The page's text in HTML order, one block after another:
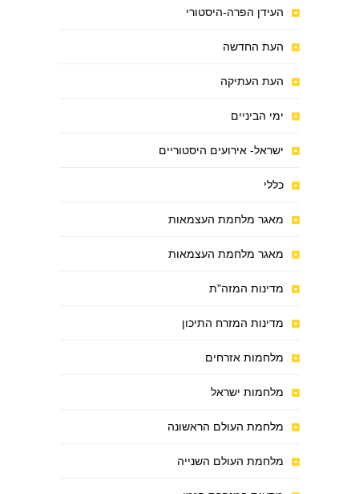
העידן הפרה-היסטורי
העת החדשה
העת העתיקה
ימי הביניים
ישראל- אירועים היסטוריים
כללי
מאגר מלחמת העצמאות
מאגר מלחמת העצמאות
מדינות המזה"ת
מדינות המזרח התיכון
מלחמות אזרחים
מלחמות ישראל
מלחמת העולם הראשונה
מלחמת העולם השנייה